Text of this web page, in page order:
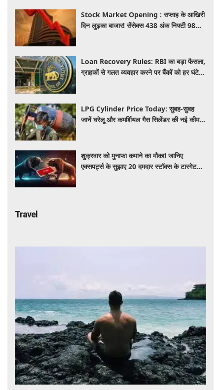
Stock Market Opening : सप्ताह के आखिरी
दिन लुढ़का बाजार! सेंसेक्स 438 अंक निफ्टी 98
Loan Recovery Rules: RBI का बड़ा फैसला,
ग्राहकों से गलत व्यवहार करने पर बैंकों को हर घंटे
LPG Cylinder Price Today: सुबह-सुबह
जानें घरेलू और कमर्शियल गैस सिलेंडर की नई कीमत,
शुक्रवार को मुनाफा कमाने का मौका! जानिए
एक्सपर्ट्स के सुझाए 20 दमदार स्टॉक्स के टारगेट
Travel